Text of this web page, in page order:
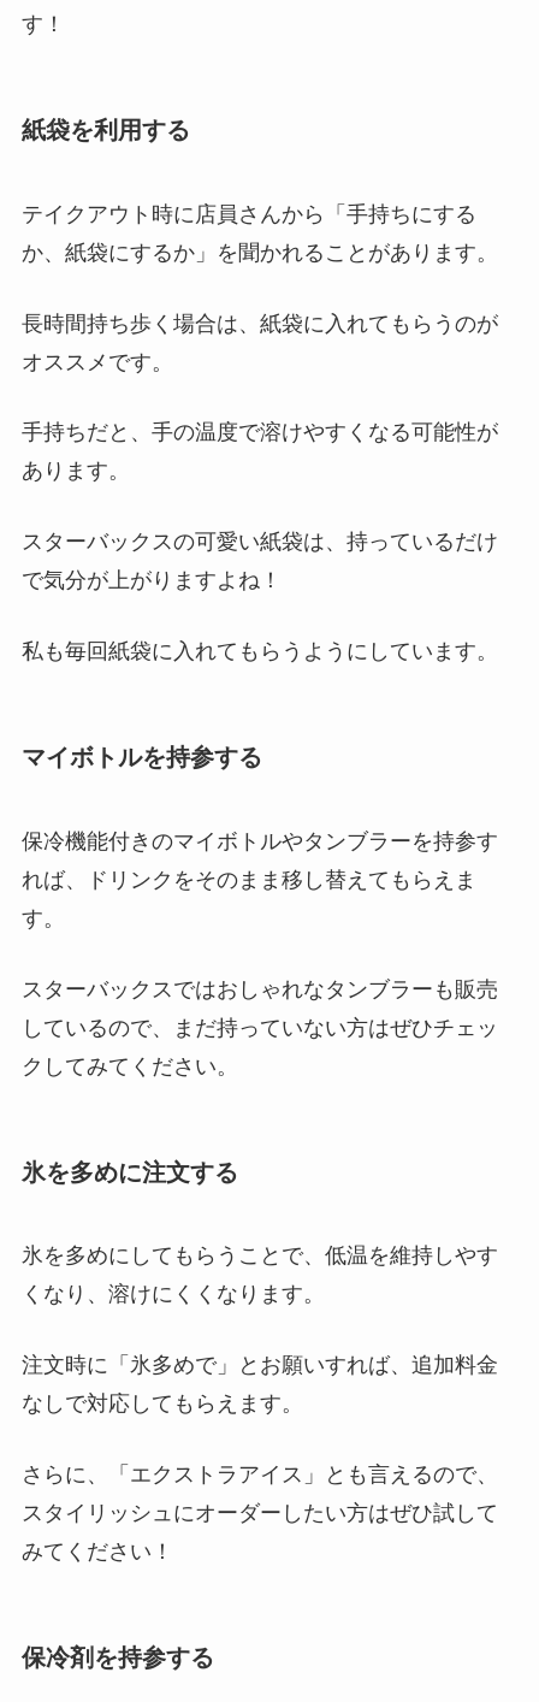
す！
紙袋を利用する
テイクアウト時に店員さんから「手持ちにする
か、紙袋にするか」を聞かれることがあります。
長時間持ち歩く場合は、紙袋に入れてもらうのが
オススメです。
手持ちだと、手の温度で溶けやすくなる可能性が
あります。
スターバックスの可愛い紙袋は、持っているだけ
で気分が上がりますよね！
私も毎回紙袋に入れてもらうようにしています。
マイボトルを持参する
保冷機能付きのマイボトルやタンブラーを持参す
れば、ドリンクをそのまま移し替えてもらえま
す。
スターバックスではおしゃれなタンブラーも販売
しているので、まだ持っていない方はぜひチェッ
クしてみてください。
氷を多めに注文する
氷を多めにしてもらうことで、低温を維持しやす
くなり、溶けにくくなります。
注文時に「氷多めで」とお願いすれば、追加料金
なしで対応してもらえます。
さらに、「エクストラアイス」とも言えるので、
スタイリッシュにオーダーしたい方はぜひ試して
みてください！
保冷剤を持参する